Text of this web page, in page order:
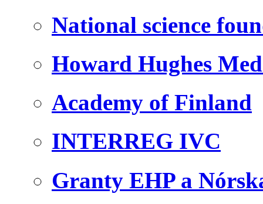
National science
Howard Hughes
Academy of Finland
INTERREG IVC
Granty EHP a